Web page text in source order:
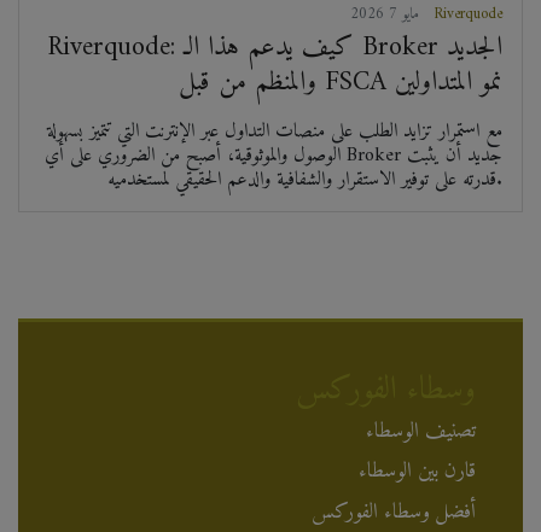
Riverquode
Riverquode: كيف يدعم هذا الـ Broker الجديد
والمنظم من قبل FSCA نمو المتداولين
مع استمرار تزايد الطلب على منصات التداول عبر الإنترنت التي تتميز بسهولة
الوصول والموثوقية، أصبح من الضروري على أي Broker جديد أن يثبت
قدرته على توفير الاستقرار والشفافية والدعم الحقيقي لمستخدميه.
تصنيف الوسطاء
قارن بين الوسطاء
أفضل وسطاء الفوركس